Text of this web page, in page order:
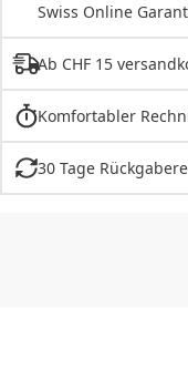
Swiss Online
Ab CHF 15
Komfortabler
30 Tage